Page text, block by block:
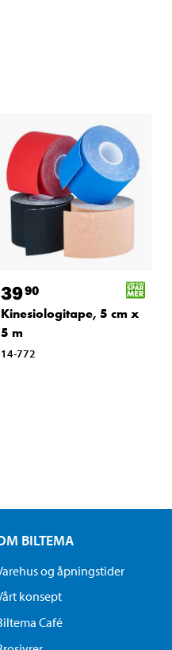
3990
Kinesiologitape, 5 cm x
5 m
14-772
BILTEMA
og åpningstider
konsept
Café